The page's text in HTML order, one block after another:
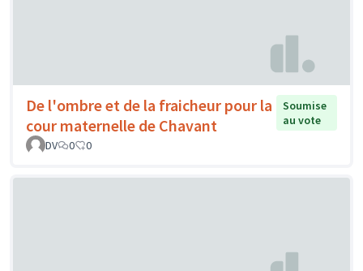
De l'ombre et de la fraicheur pour la
cour maternelle de Chavant
Soumise
au vote
DV
0 0